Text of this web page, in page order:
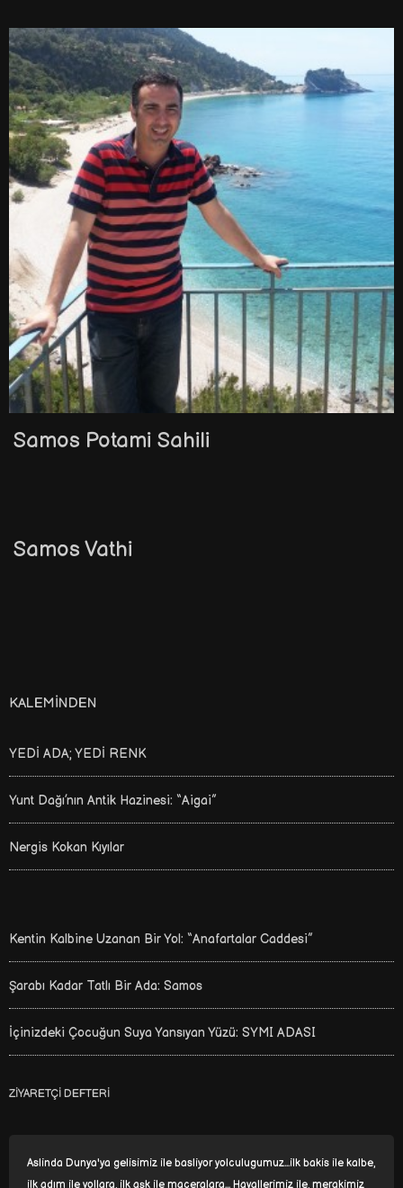
Samos Potami Sahili
Samos Vathi
KALEMINDEN
YEDİ ADA; YEDİ RENK
Yunt Dağı’nın Antik Hazinesi: “Aigai”
Nergis Kokan Kıyılar
Kentin Kalbine Uzanan Bir Yol: “Anafartalar Caddesi”
Şarabı Kadar Tatlı Bir Ada: Samos
İçinizdeki Çocuğun Suya Yansıyan Yüzü: SYMI ADASI
ZIYARETÇI DEFTERI
Aslinda Dunya'ya gelisimiz ile basliyor yolculugumuz...ilk bakis ile kalbe,
ilk adım ile yollara, ilk aşk ile maceralara... Hayallerimiz ile, merakimiz